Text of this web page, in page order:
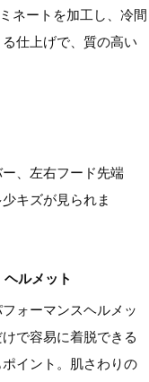
ネートを加工し、冷間
仕上げで、質の高い
、左右フード先端
キズが見られま
ルメット
ォーマンスヘルメッ
で容易に着脱できる
イント。肌さわりの